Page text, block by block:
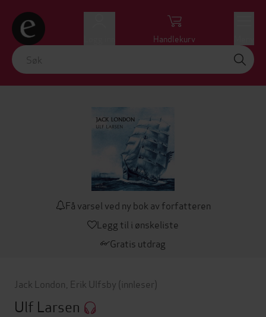
Handlekurv
Få varsel ved ny bok av forfatteren
Legg til i ønskeliste
Gratis utdrag
Jack London Erik Ulfsby (innleser)
Ulf Larsen